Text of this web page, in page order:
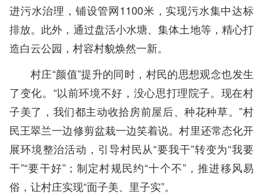
进污水治理，铺设管网1100米，实现污水集中达标
排放。此外，通过盘活小水塘、集体土地等，精心打
造白云公园，村容村貌焕然一新。
村庄“颜值”提升的同时，村民的思想观念也发生
了变化。“以前环境不好，没心思打理院子。现在村
子美了，我们都主动收拾房前屋后、种花种草。”村
民王翠兰一边修剪盆栽一边笑着说。村里还常态化开
展环境整治活动，引导村民从“要我干”转变为“我要
干”“要干好”；制定村规民约“十个不”，推进移风易
俗，让村庄实现“面子美、里子实”。